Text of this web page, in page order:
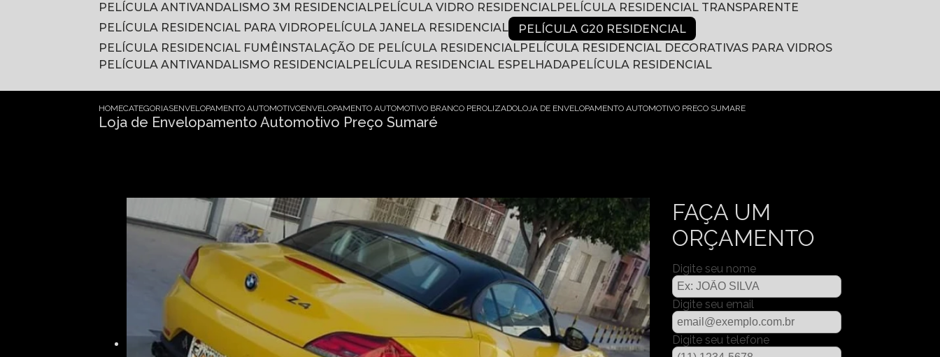
PELÍCULA ANTIVANDALISMO 3M RESIDENCIAL
PELÍCULA VIDRO RESIDENCIAL
PELÍCULA RESIDENCIAL TRANSPARENTE
PELÍCULA RESIDENCIAL PARA VIDRO
PELÍCULA JANELA RESIDENCIAL
PELÍCULA G20 RESIDENCIAL
PELÍCULA RESIDENCIAL FUMÊ INSTALAÇÃO DE PELÍCULA RESIDENCIAL
PELÍCULA RESIDENCIAL DECORATIVAS PARA VIDROS
PELÍCULA ANTIVANDALISMO RESIDENCIAL
PELÍCULA RESIDENCIAL ESPELHADA PELÍCULA RESIDENCIAL
HOMECATEGORIASENVELOPAMENTO AUTOMOTIVOENVELOPAMENTO AUTOMOTIVO BRANCO PEROLIZADOLOJA DE ENVELOPAMENTO AUTOMOTIVO PRECO SUMARE
Loja de Envelopamento Automotivo Preço Sumaré
FAÇA UM
ORÇAMENTO
Digite seu nome
Digite seu email
Digite seu telefone